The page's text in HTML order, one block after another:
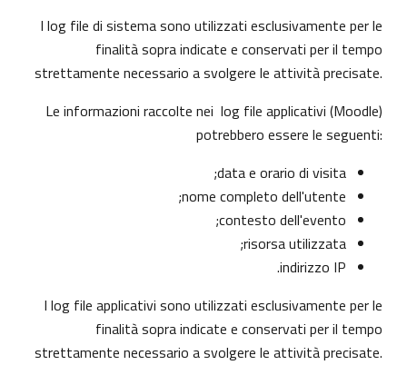
I log file di sistema sono utilizzati esclusivamente per le
finalità sopra indicate e conservati per il tempo
strettamente necessario a svolgere le attività precisate.
Le informazioni raccolte nei log file applicativi (Moodle)
potrebbero essere le seguenti:
data e orario di visita;
nome completo dell'utente;
contesto dell'evento;
risorsa utilizzata;
indirizzo IP.
I log file applicativi sono utilizzati esclusivamente per le
finalità sopra indicate e conservati per il tempo
strettamente necessario a svolgere le attività precisate.